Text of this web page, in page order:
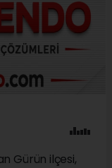
Gürün ilçesi,